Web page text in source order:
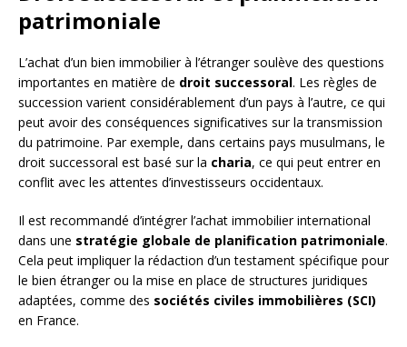
patrimoniale
L’achat d’un bien immobilier à l’étranger soulève des questions
importantes en matière de droit successoral. Les règles de
succession varient considérablement d’un pays à l’autre, ce qui
peut avoir des conséquences significatives sur la transmission
du patrimoine. Par exemple, dans certains pays musulmans, le
droit successoral est basé sur la charia, ce qui peut entrer en
conflit avec les attentes d’investisseurs occidentaux.
Il est recommandé d’intégrer l’achat immobilier international
dans une stratégie globale de planification patrimoniale.
Cela peut impliquer la rédaction d’un testament spécifique pour
le bien étranger ou la mise en place de structures juridiques
adaptées, comme des sociétés civiles immobilières (SCI)
en France.